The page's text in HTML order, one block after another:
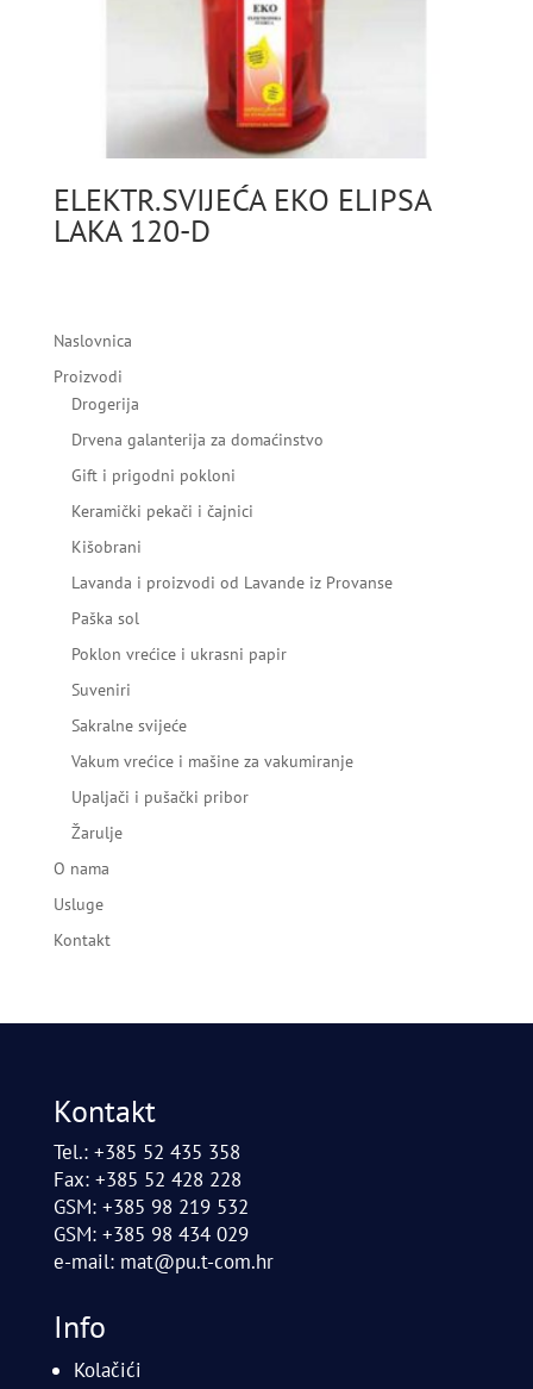
ELEKTR.SVIJEĆA EKO ELIPSA
LAKA 120-D
Naslovnica
Proizvodi
Drogerija
Drvena galanterija za domaćinstvo
Gift i prigodni pokloni
Keramički pekači i čajnici
Kišobrani
Lavanda i proizvodi od Lavande iz Provanse
Paška sol
Poklon vrećice i ukrasni papir
Suveniri
Sakralne svijeće
Vakum vrećice i mašine za vakumiranje
Upaljači i pušački pribor
Žarulje
O nama
Usluge
Kontakt
Kontakt
Tel.: +385 52 435 358
Fax: +385 52 428 228
GSM: +385 98 219 532
GSM: +385 98 434 029
e-mail: mat@pu.t-com.hr
Info
Kolačići